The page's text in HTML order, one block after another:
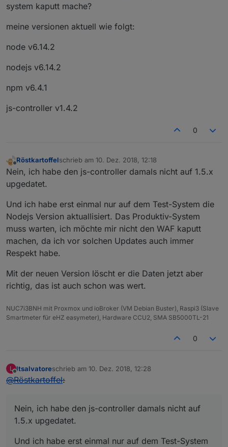
system kaputt mache?
meine versionen aktuell wie folgt:
node v6.14.2
nodejs v6.14.2
npm v6.4.1
js-controller v1.4.2
0
Offline
Röstkartoffelschrieb am 10. Dez. 2018, 12:18
zuletzt editiert von
Nein, ich habe den js-controller damals nicht auf 1.5.x
upgedatet.
Und ich habe erst einmal nur auf dem Test-System die
Nodejs Version aktuallisiert. Das Produktiv-System
muss warten, ich möchte mir nicht den WAF kaputt
machen, da ich vor solchen Updates auch immer
Respekt habe.
Mit der neuen Version löscht er die Daten jetzt aber
richtig, das ist auch schon was wert.
NUC7i3BNH mit Proxmox und ioBroker (VM Debian Buster), Raspi3 (Slave
Smartmeter für eHZ easymeter), Hardware CCU2, SMA SB5000TL-21
0
L
Offline
ltsalvatoreschrieb am 10. Dez. 2018, 12:28
zuletzt editiert von
@Röstkartoffel:
Nein, ich habe den js-controller damals nicht auf
1.5.x upgedatet.
Und ich habe erst einmal nur auf dem Test-System